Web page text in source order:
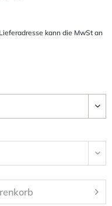
kann die MwSt an